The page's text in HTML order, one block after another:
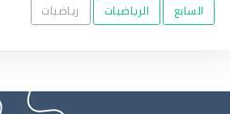
السابع
الرياضيات رياضيات